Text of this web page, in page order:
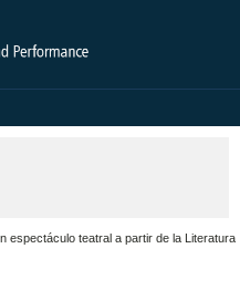
espectáculo teatral a partir de la Literatura